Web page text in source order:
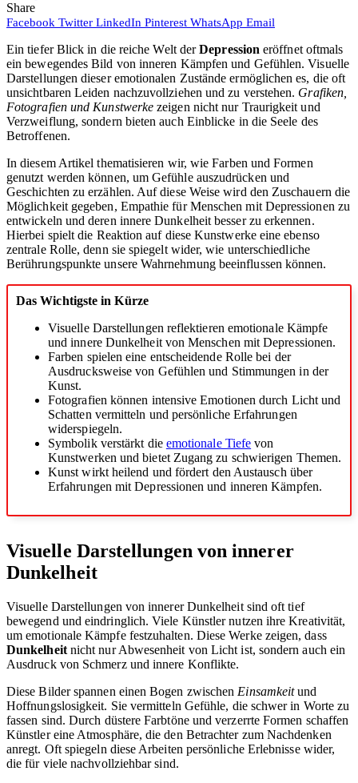
Share
Facebook Twitter LinkedIn Pinterest WhatsApp Email
Ein tiefer Blick in die reiche Welt derDepression eröffnet oftmals
ein bewegendes Bild von inneren Kämpfen und Gefühlen. Visuelle
Darstellungen dieser emotionalen Zustände ermöglichen es, die oft
unsichtbaren Leiden nachzuvollziehen und zu verstehen. Grafiken,
Fotografien und Kunstwerke zeigen nicht nur Traurigkeit und
Verzweiflung, sondern bieten auch Einblicke in die Seele des
Betroffenen.
In diesem Artikel thematisieren wir, wie Farben und Formen
genutzt werden können, um Gefühle auszudrücken und
Geschichten zu erzählen. Auf diese Weise wird den Zuschauern die
Möglichkeit gegeben, Empathie für Menschen mit Depressionen zu
entwickeln und deren innere Dunkelheit besser zu erkennen.
Hierbei spielt die Reaktion auf diese Kunstwerke eine ebenso
zentrale Rolle, denn sie spiegelt wider, wie unterschiedliche
Berührungspunkte unsere Wahrnehmung beeinflussen können.
Das Wichtigste in Kürze
Visuelle Darstellungen reflektieren emotionale Kämpfe
und innere Dunkelheit von Menschen mit Depressionen.
Farben spielen eine entscheidende Rolle bei der
Ausdrucksweise von Gefühlen und Stimmungen in der
Kunst.
Fotografien können intensive Emotionen durch Licht und
Schatten vermitteln und persönliche Erfahrungen
widerspiegeln.
Symbolik verstärkt die emotionale Tiefe von
Kunstwerken und bietet Zugang zu schwierigen Themen.
Kunst wirkt heilend und fördert den Austausch über
Erfahrungen mit Depressionen und inneren Kämpfen.
Visuelle Darstellungen von innerer
Dunkelheit
Visuelle Darstellungen von innerer Dunkelheit sind oft tief
bewegend und eindringlich. Viele Künstler nutzen ihre Kreativität,
um emotionale Kämpfe festzuhalten. Diese Werke zeigen, dass
Dunkelheitnicht nur Abwesenheit von Licht ist, sondern auch ein
Ausdruck von Schmerz und innere Konflikte.
Diese Bilder spannen einen Bogen zwischen Einsamkeitund
Hoffnungslosigkeit. Sie vermitteln Gefühle, die schwer in Worte zu
fassen sind. Durch düstere Farbtöne und verzerrte Formen schaffen
Künstler eine Atmosphäre, die den Betrachter zum Nachdenken
anregt. Oft spiegeln diese Arbeiten persönliche Erlebnisse wider,
die für viele nachvollziehbar sind.